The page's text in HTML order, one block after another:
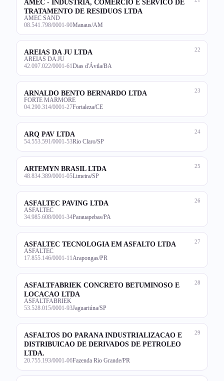
AMEC - INDUSTRIA, COMERCIO E SERVICO DE
TRATAMENTO DE RESIDUOS LTDA
AMEC SAND
08.541.798/0001-90Manaus/AM
22
AREIAS DA JU LTDA
AREIAS DA JU
42.097.022/0001-61 Dias d'Ávila/BA
23
ARNALDO BENTO BERNARDO LTDA
FORTE MARMORE
04.290.314/0001-27Fortaleza/CE
24
ARQ PAV LTDA
54.553.591/0001-53Rio Claro/SP
25
ARTEMYN BRASIL LTDA
48.834.389/0001-05Limeira/SP
26
ASFALTEC PAVING LTDA
ASFALTEC
34.985.608/0001-34Parauapebas/PA
27
ASFALTEC TECNOLOGIA EM ASFALTO LTDA
ASFALTEC
17.855.146/0001-11 Arapongas/PR
28
ASFALTFABRIEK CONCRETO BETUMINOSO E
LOCACAO LTDA
ASFALTFABRIEK
53.528.015/0001-93Jaguariúna/SP
29
ASFALTOS DO PARANA INDUSTRIALIZACAO E
DISTRIBUICAO DE DERIVADOS DE PETROLEO
LTDA.
20.755.193/0001-06Fazenda Rio Grande/PR